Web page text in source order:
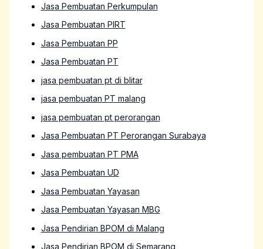
Jasa Pembuatan Perkumpulan
Jasa Pembuatan PIRT
Jasa Pembuatan PP
Jasa Pembuatan PT
jasa pembuatan pt di blitar
jasa pembuatan PT malang
jasa pembuatan pt perorangan
Jasa Pembuatan PT Perorangan Surabaya
Jasa pembuatan PT PMA
Jasa Pembuatan UD
Jasa Pembuatan Yayasan
Jasa Pembuatan Yayasan MBG
Jasa Pendirian BPOM di Malang
Jasa Pendirian BPOM di Semarang